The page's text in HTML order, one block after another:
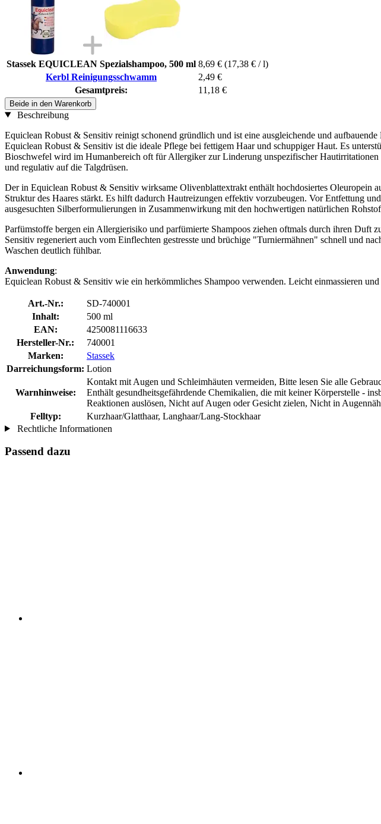
Stassek EQUICLEAN Spezialshampoo, 500 ml 8,69 € (17,38 € / l)
Kerbl Reinigungsschwamm
2,49 €
Gesamtpreis:
11,18 €
Beide in den Warenkorb
Beschreibung
Equiclean Robust & Sensitiv reinigt schonend gründlich und ist eine ausgleichende und
Equiclean Robust & Sensitiv ist die ideale Pflege bei fettigem Haar und schuppiger Haut. Es
Bioschwefel wird im Humanbereich oft für Allergiker zur Linderung unspezifischer
und regulativ auf die Talgdrüsen.
Der in Equiclean Robust & Sensitiv wirksame Olivenblattextrakt enthält hochdosiertes
Struktur des Haares stärkt. Es hilft dadurch Hautreizungen effektiv vorzubeugen. Vor Entfettung
ausgesuchten Silberformulierungen in Zusammenwirkung mit den hochwertigen natürlichen
Parfümstoffe bergen ein Allergierisiko und parfümierte Shampoos ziehen oftmals durch ihren
Sensitiv regeneriert auch vom Einflechten gestresste und brüchige "Turniermähnen" schnell und
Waschen deutlich fühlbar.
Anwendung:
Equiclean Robust & Sensitiv wie ein herkömmliches Shampoo verwenden. Leicht einmassieren
Art.-Nr.:
SD-740001
Inhalt:
500 ml
EAN:
4250081116633
Hersteller-Nr.:
740001
Marken:
Stassek
Darreichungsform: Lotion
Warnhinweise:
Kontakt mit Augen und Schleimhäuten vermeiden, Bitte lesen Sie alle
Enthält gesundheitsgefährdende Chemikalien, die mit keiner Körperstelle -
Reaktionen auslösen, Nicht auf Augen oder Gesicht zielen, Nicht in
Felltyp:
Kurzhaar/Glatthaar, Langhaar/Lang-Stockhaar
Rechtliche Informationen
Passend dazu